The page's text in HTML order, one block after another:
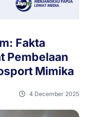
Fakta
Pembelaan
Mimika
4 December 2025